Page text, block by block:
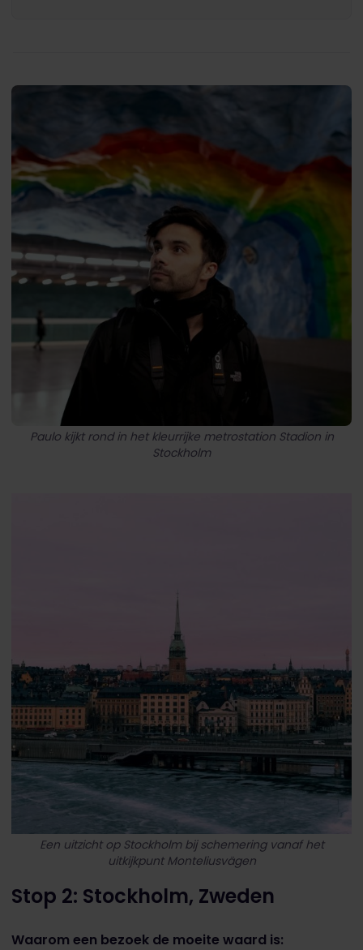
Paulo kijkt rond in het kleurrijke metrostation Stadion in
Stockholm
Een uitzicht op Stockholm bij schemering vanaf het
uitkijkpunt Monteliusvägen
Stop 2: Stockholm, Zweden
Waarom een bezoek de moeite waard is: